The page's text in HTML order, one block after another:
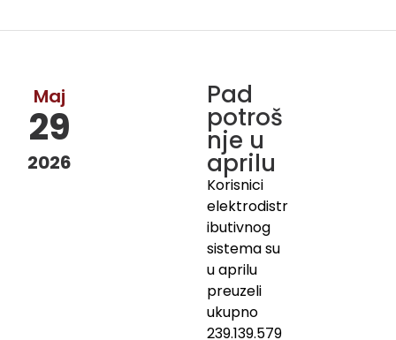
Maj
29
2026
Pad
potroš
nje u
aprilu
Korisnici
elektrodistr
ibutivnog
sistema su
u aprilu
preuzeli
ukupno
239.139.579